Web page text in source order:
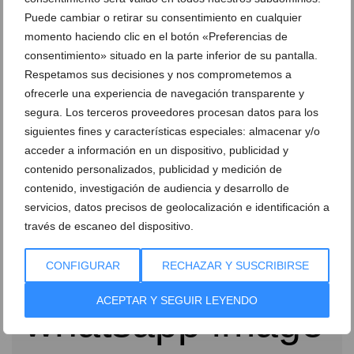
Puede cambiar o retirar su consentimiento en cualquier
momento haciendo clic en el botón «Preferencias de
consentimiento» situado en la parte inferior de su pantalla.
Respetamos sus decisiones y nos comprometemos a
ofrecerle una experiencia de navegación transparente y
segura. Los terceros proveedores procesan datos para los
siguientes fines y características especiales: almacenar y/o
acceder a información en un dispositivo, publicidad y
contenido personalizados, publicidad y medición de
contenido, investigación de audiencia y desarrollo de
servicios, datos precisos de geolocalización e identificación a
través de escaneo del dispositivo.
CONFIGURAR RECHAZAR Y SUSCRIBIRSE
ACEPTAR Y SEGUIR LEYENDO
Arrancan los Moros y Cristianos de Dénia: así fue el
primer gran día de fiesta